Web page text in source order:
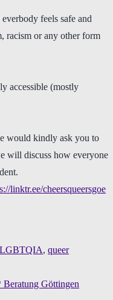
feels safe and
racism or any other form
accessible (mostly
would kindly ask you to
will discuss how everyone
linktr.ee/cheersqueersgoe
LGBTQIA, queer
Beratung Göttingen